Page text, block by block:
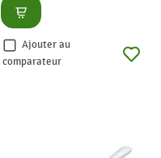
Consulter
Ajouter au
comparateur